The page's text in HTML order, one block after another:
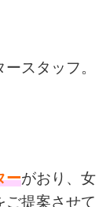
スタッフ。
ーがおり、女
ご提案させて